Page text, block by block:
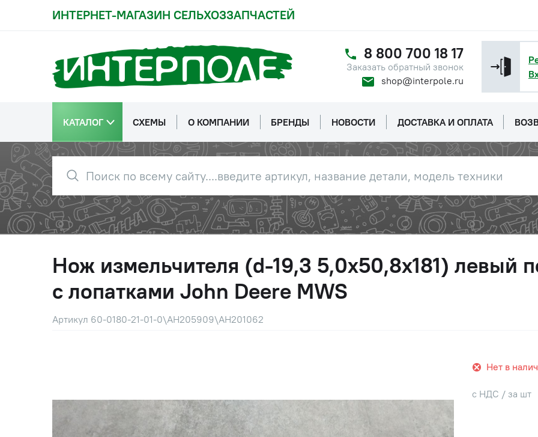
ИНТЕРНЕТ-МАГАЗИН СЕЛЬХОЗЗАПЧАСТЕЙ
8 800 700 18 17
Заказать обратный звонок
shop@interpole.ru
КАТАЛОГ СХЕМЫ О КОМПАНИИ БРЕНДЫ НОВОСТИ ДОСТАВКА И ОПЛАТА
Нож измельчителя (d-19,3 5,0x50,8x181) левый
с лопатками John Deere MWS
Артикул 60-0180-21-01-0\AH205909\AH201062
Нет в
с НДС / за шт